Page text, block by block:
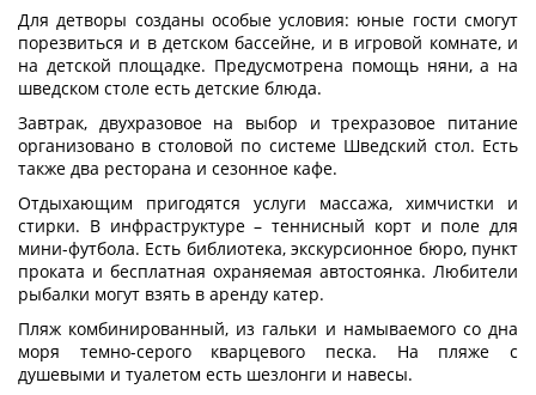
Для детворы созданы особые условия: юные гости смогут
порезвиться и в детском бассейне, и в игровой комнате, и
на детской площадке. Предусмотрена помощь няни, а на
шведском столе есть детские блюда.
Завтрак, двухразовое на выбор и трехразовое питание
организовано в столовой по системе Шведский стол. Есть
также два ресторана и сезонное кафе.
Отдыхающим пригодятся услуги массажа, химчистки и
стирки. В инфраструктуре – теннисный корт и поле для
мини-футбола. Есть библиотека, экскурсионное бюро, пункт
проката и бесплатная охраняемая автостоянка. Любители
рыбалки могут взять в аренду катер.
Пляж комбинированный, из гальки и намываемого со дна
моря темно-серого кварцевого песка. На пляже с
душевыми и туалетом есть шезлонги и навесы.